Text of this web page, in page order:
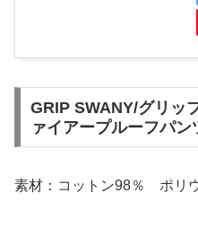
GRIP SWANY/グリッ
ァイアープルーフパン
素材：コットン98％ ポリ